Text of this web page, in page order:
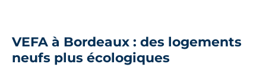
VEFA à Bordeaux : des logements
neufs plus écologiques